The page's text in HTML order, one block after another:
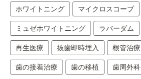
ホワイトニング マイクロスコープ
ミュゼホワイトニング ラバーダム
再生医療 抜歯即時埋入 根管治療
歯の接着治療 歯の移植 歯周外科